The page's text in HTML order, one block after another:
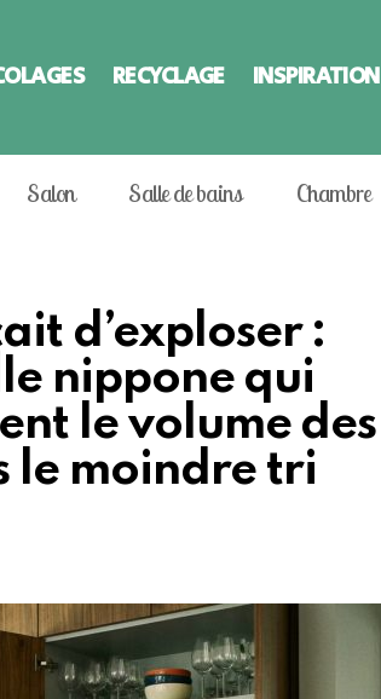
RECYCLAGE INSPIRATION
Salon Salle de bains Chambre
d’exploser :
nippone qui
le volume des
le moindre tri